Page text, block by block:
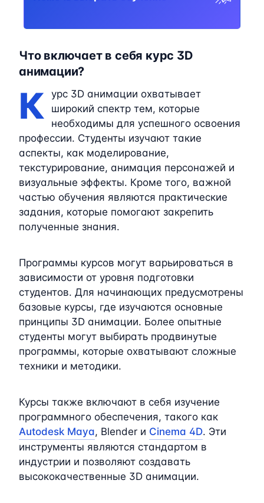
Что включает в себя курс 3D
анимации?
К
урс 3D анимации охватывает
широкий спектр тем, которые
необходимы для успешного освоения
профессии. Студенты изучают такие
аспекты, как моделирование,
текстурирование, анимация персонажей и
визуальные эффекты. Кроме того, важной
частью обучения являются практические
задания, которые помогают закрепить
полученные знания.
Программы курсов могут варьироваться в
зависимости от уровня подготовки
студентов. Для начинающих предусмотрены
базовые курсы, где изучаются основные
принципы 3D анимации. Более опытные
студенты могут выбирать продвинутые
программы, которые охватывают сложные
техники и методики.
Курсы также включают в себя изучение
программного обеспечения, такого как
Autodesk Maya, Blender и Cinema 4D. Эти
инструменты являются стандартом в
индустрии и позволяют создавать
высококачественные 3D анимации.